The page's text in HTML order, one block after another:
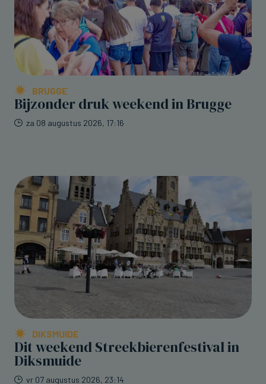
BRUGGE
Bijzonder druk weekend in Brugge
za 08 augustus 2026, 17:16
DIKSMUIDE
Dit weekend Streekbierenfestival in
Diksmuide
vr 07 augustus 2026, 23:14